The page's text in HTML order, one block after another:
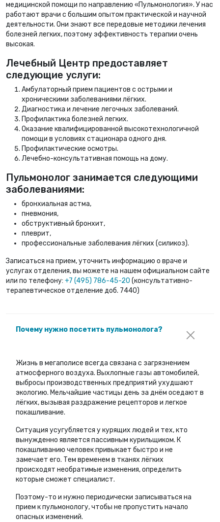
медицинской помощи по направлению «Пульмонология». У нас
работают врачи с большим опытом практической и научной
деятельности. Они знают все передовые методики лечения
болезней легких, поэтому эффективность терапии очень
высокая.
Лечебный Центр предоставляет
следующие услуги:
Амбулаторный прием пациентов с острыми и
хроническими заболеваниями лёгких.
Диагностика и лечение легочных заболеваний.
Профилактика болезней легких.
Оказание квалифицированной высокотехнологичной
помощи в условиях стационара одного дня.
Профилактические осмотры.
Лечебно-консультативная помощь на дому.
Пульмонолог занимается следующими
заболеваниями:
бронхиальная астма,
пневмония,
обструктивный бронхит,
плеврит,
профессиональные заболевания лёгких (силикоз).
Записаться на прием, уточнить информацию о враче и
услугах отделения, вы можете на нашем официальном сайте
или по телефону: +7 (495) 786-45-20 (консультативно-
терапевтическое отделение доб. 7440)
Почему нужно посетить пульмонолога?
Жизнь в мегаполисе всегда связана с загрязнением
атмосферного воздуха. Выхлопные газы автомобилей,
выбросы производственных предприятий ухудшают
экологию. Мельчайшие частицы день за днём оседают в
лёгких, вызывая раздражение рецепторов и легкое
покашливание.
Ситуация усугубляется у курящих людей и тех, кто
вынужденно является пассивным курильщиком. К
покашливанию человек привыкает быстро и не
замечает его. Тем временем в тканях лёгких
происходят необратимые изменения, определить
которые сможет специалист.
Поэтому-то и нужно периодически записываться на
прием к пульмонологу, чтобы не пропустить начало
опасных изменений.